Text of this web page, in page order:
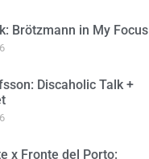
Brötzmann in My Focus
Discaholic Talk +
x Fronte del Porto: